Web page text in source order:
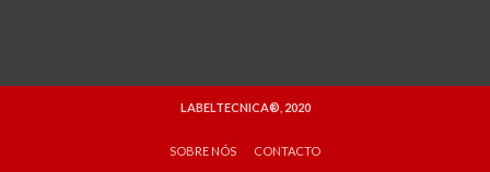
LABELTECNICA®, 2020
SOBRE NÓS CONTACTO